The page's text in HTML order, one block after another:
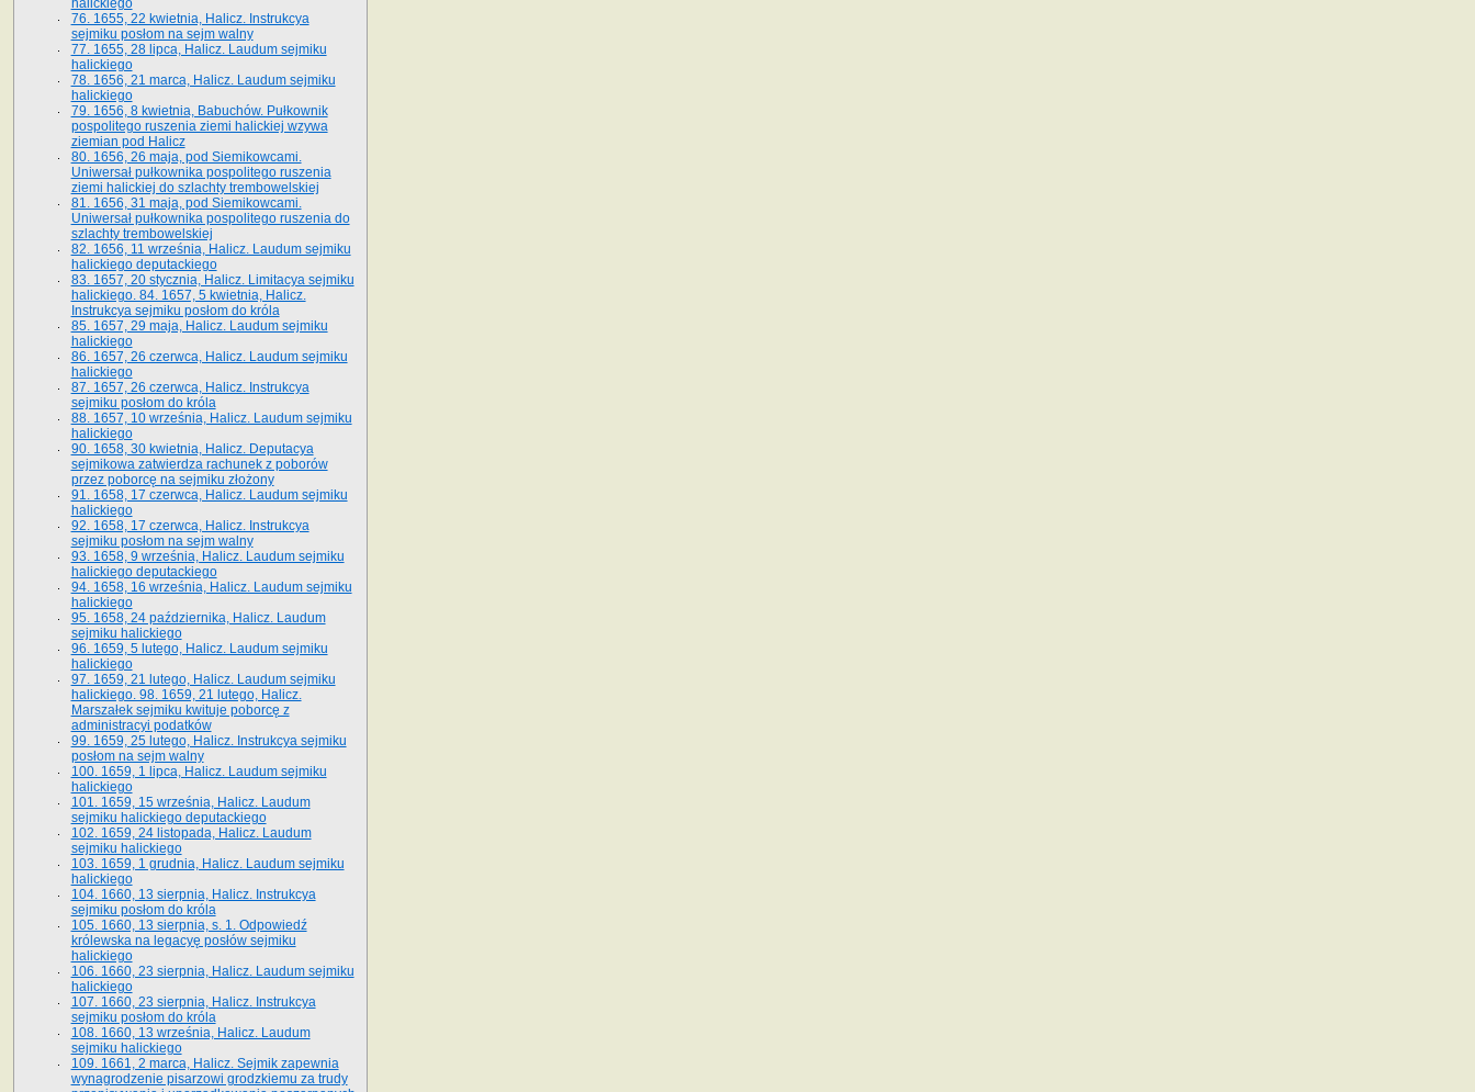
halickiego
76. 1655, 22 kwietnia, Halicz. Instrukcya
sejmiku posłom na sejm walny
77. 1655, 28 lipca, Halicz. Laudum sejmiku
halickiego
78. 1656, 21 marca, Halicz. Laudum sejmiku
halickiego
79. 1656, 8 kwietnia, Babuchów. Pułkownik
pospolitego ruszenia ziemi halickiej wzywa
ziemian pod Halicz
80. 1656, 26 maja, pod Siemikowcami.
Uniwersał pułkownika pospolitego ruszenia
ziemi halickiej do szlachty trembowelskiej
81. 1656, 31 maja, pod Siemikowcami.
Uniwersał pułkownika pospolitego ruszenia do
szlachty trembowelskiej
82. 1656, 11 września, Halicz. Laudum sejmiku
halickiego deputackiego
83. 1657, 20 stycznia, Halicz. Limitacya sejmiku
halickiego. 84. 1657, 5 kwietnia, Halicz.
Instrukcya sejmiku posłom do króla
85. 1657, 29 maja, Halicz. Laudum sejmiku
halickiego
86. 1657, 26 czerwca, Halicz. Laudum sejmiku
halickiego
87. 1657, 26 czerwca, Halicz. Instrukcya
sejmiku posłom do króla
88. 1657, 10 września, Halicz. Laudum sejmiku
halickiego
90. 1658, 30 kwietnia, Halicz. Deputacya
sejmikowa zatwierdza rachunek z poborów
przez poborcę na sejmiku złożony
91. 1658, 17 czerwca, Halicz. Laudum sejmiku
halickiego
92. 1658, 17 czerwca, Halicz. Instrukcya
sejmiku posłom na sejm walny
93. 1658, 9 września, Halicz. Laudum sejmiku
halickiego deputackiego
94. 1658, 16 września, Halicz. Laudum sejmiku
halickiego
95. 1658, 24 października, Halicz. Laudum
sejmiku halickiego
96. 1659, 5 lutego, Halicz. Laudum sejmiku
halickiego
97. 1659, 21 lutego, Halicz. Laudum sejmiku
halickiego. 98. 1659, 21 lutego, Halicz.
Marszałek sejmiku kwituje poborcę z
administracyi podatków
99. 1659, 25 lutego, Halicz. Instrukcya sejmiku
posłom na sejm walny
100. 1659, 1 lipca, Halicz. Laudum sejmiku
halickiego
101. 1659, 15 września, Halicz. Laudum
sejmiku halickiego deputackiego
102. 1659, 24 listopada, Halicz. Laudum
sejmiku halickiego
103. 1659, 1 grudnia, Halicz. Laudum sejmiku
halickiego
104. 1660, 13 sierpnia, Halicz. Instrukcya
sejmiku posłom do króla
105. 1660, 13 sierpnia, s. 1. Odpowiedź
królewska na legacyę posłów sejmiku
halickiego
106. 1660, 23 sierpnia, Halicz. Laudum sejmiku
halickiego
107. 1660, 23 sierpnia, Halicz. Instrukcya
sejmiku posłom do króla
108. 1660, 13 września, Halicz. Laudum
sejmiku halickiego
109. 1661, 2 marca, Halicz. Sejmik zapewnia
wynagrodzenie pisarzowi grodzkiemu za trudy